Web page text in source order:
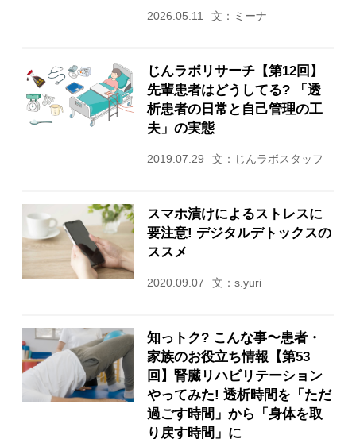
2026.05.11 文：ミーナ
じんラボリサーチ【第12回】
先輩患者はどうしてる? 「透
析患者の日常と自己管理の工
夫」の実態
2019.07.29 文：じんラボスタッフ
スマホ漬けによるストレスに
要注意! デジタルデトックスの
ススメ
2020.09.07 文：s.yuri
知っトク? こんな事〜患者・
家族のお役立ち情報【第53
回】腎臓リハビリテーション
やってみた! 透析時間を「ただ
過ごす時間」から「身体を取
り戻す時間」に